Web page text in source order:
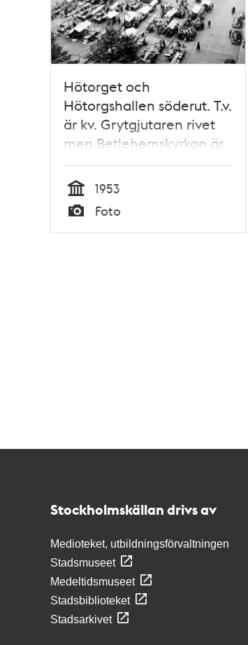
Hötorget och
Hötorgshallen söderut. T.v.
är kv. Grytgjutaren rivet
men Betlehemskyrkan är
ännu kvar. Bakom
saluhallen är Nya
Elementarskolan riven.
Kvar är Konstfackskolan
med lanterninen
Tid
1953
Typ
Foto
Stockholmskällan drivs av
Medioteket, utbildningsförvaltningen
Stadsmuseet
Medeltidsmuseet
Stadsbiblioteket
Stadsarkivet